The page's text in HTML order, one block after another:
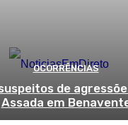
OCORRÊNCIAS
de
Assada em